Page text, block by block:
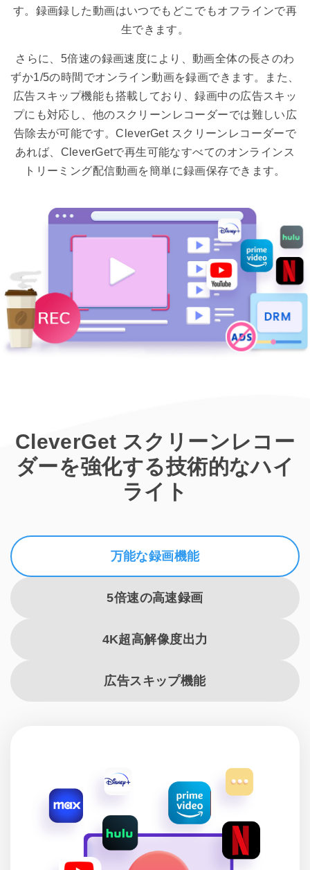
す。録画録した動画はいつでもどこでもオフラインで再
生できます。
さらに、5倍速の録画速度により、動画全体の長さのわ
ずか1/5の時間でオンライン動画を録画できます。また、
広告スキップ機能も搭載しており、録画中の広告スキッ
プにも対応し、他のスクリーンレコーダーでは難しい広
告除去が可能です。CleverGet スクリーンレコーダーで
あれば、CleverGetで再生可能なすべてのオンラインス
トリーミング配信動画を簡単に録画保存できます。
CleverGet スクリーンレコー
ダーを強化する技術的なハイ
ライト
万能な録画機能
5倍速の高速録画
4K超高解像度出力
広告スキップ機能